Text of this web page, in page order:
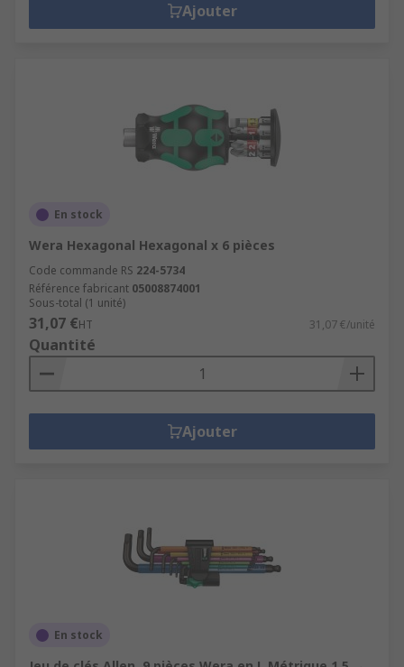
Ajouter
En stock
Wera Hexagonal Hexagonal x 6 pièces
Code commande RS 224-5734
Référence fabricant 05008874001
Sous-total (1 unité)
31,07 €HT 31,07 €/unité
Quantité
Ajouter
En stock